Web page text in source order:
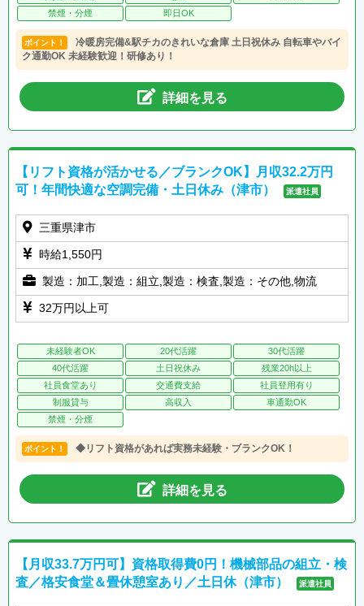
禁煙・分煙
即日OK
ポイント！
冷暖房完備&駅チカのきれいな倉庫 土日祝休み 自転車やバイ
ク通勤OK 未経験歓迎！研修あり！
詳細を見る
【リフト資格が活かせる／ブランクOK】月収32.2万円
可！年間快適な空調完備・土日休み（津市）
派遣社員
三重県津市
時給1,550円
製造：加工,製造：組立,製造：検査,製造：その他,物流
32万円以上可
未経験者OK 20代活躍
30代活躍
40代活躍
土日祝休み
残業20h以上
社員食堂あり
交通費支給
社員登用有り
制服貸与
高収入
車通勤OK
禁煙・分煙
ポイント！ ◆リフト資格があれば実務未経験・ブランクOK！
詳細を見る
【月収33.7万円可】資格取得費0円！機械部品の組立・検
査／格安食堂＆畳休憩室あり／土日休（津市）
派遣社員